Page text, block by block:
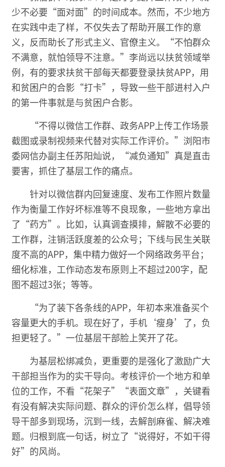
少不必要“面对面”的时间成本。然而，不少地方
在实践中走了样，不仅失去了帮助开展工作的意
义，反而助长了形式主义、官僚主义。“不怕群众
不满意，就怕领导不注意。”李尚远以扶贫领域举
例，有的要求扶贫干部每天都要登录扶贫APP，用
和贫困户的合影“打卡”，导致一些干部进村入户
的第一件事就是与贫困户合影。
“不得以微信工作群、政务APP上传工作场景
截图或录制视频来代替对实际工作评价。”浏阳市
委网信办副主任苏阳灿说，“减负通知”真是直击
要害，抓住了基层工作的痛点。
针对以微信群内回复速度、发布工作照片数量
作为衡量工作好坏标准等不良现象，一些地方拿出
了“药方”。比如，认真调查摸排，解散不必要的
工作群，注销活跃度差的公众号；下线与民生关联
度不高的APP，集中精力做好一个网络政务平台；
细化标准，工作动态发布原则上不超过200字，配
图不超过3张；等等。
“为了装下各条线的APP，年初本来准备买个
容量更大的手机。现在好了，手机‘瘦身’了，负
担更轻了。”一位基层干部脸上笑开了花。
为基层松绑减负，更重要的是强化了激励广大
干部担当作为的实干导向。考核评价一个地方和单
位的工作，不看“花架子”“表面文章”，关键看
有没有解决实际问题、群众的评价怎么样，倡导领
导干部多到现场，沉到一线，去解剖麻雀、解决难
题。归根到底一句话，树立了“说得好，不如干得
好”的风尚。